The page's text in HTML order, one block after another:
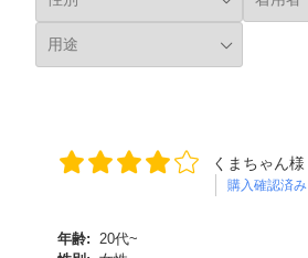
くまちゃん様
購入確認済み
年齢: 20代~